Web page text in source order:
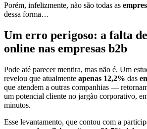
Porém, infelizmente, não são todas as
dessa forma…
Um erro perigoso: a falta
online nas empresas b2b
Pode até parecer mentira, mas não é. Um
revelou que atualmente apenas 12,2% das
que atendem a outras companhias —
um potencial cliente no jargão corporativo,
minutos.
Esse levantamento, que contou com a